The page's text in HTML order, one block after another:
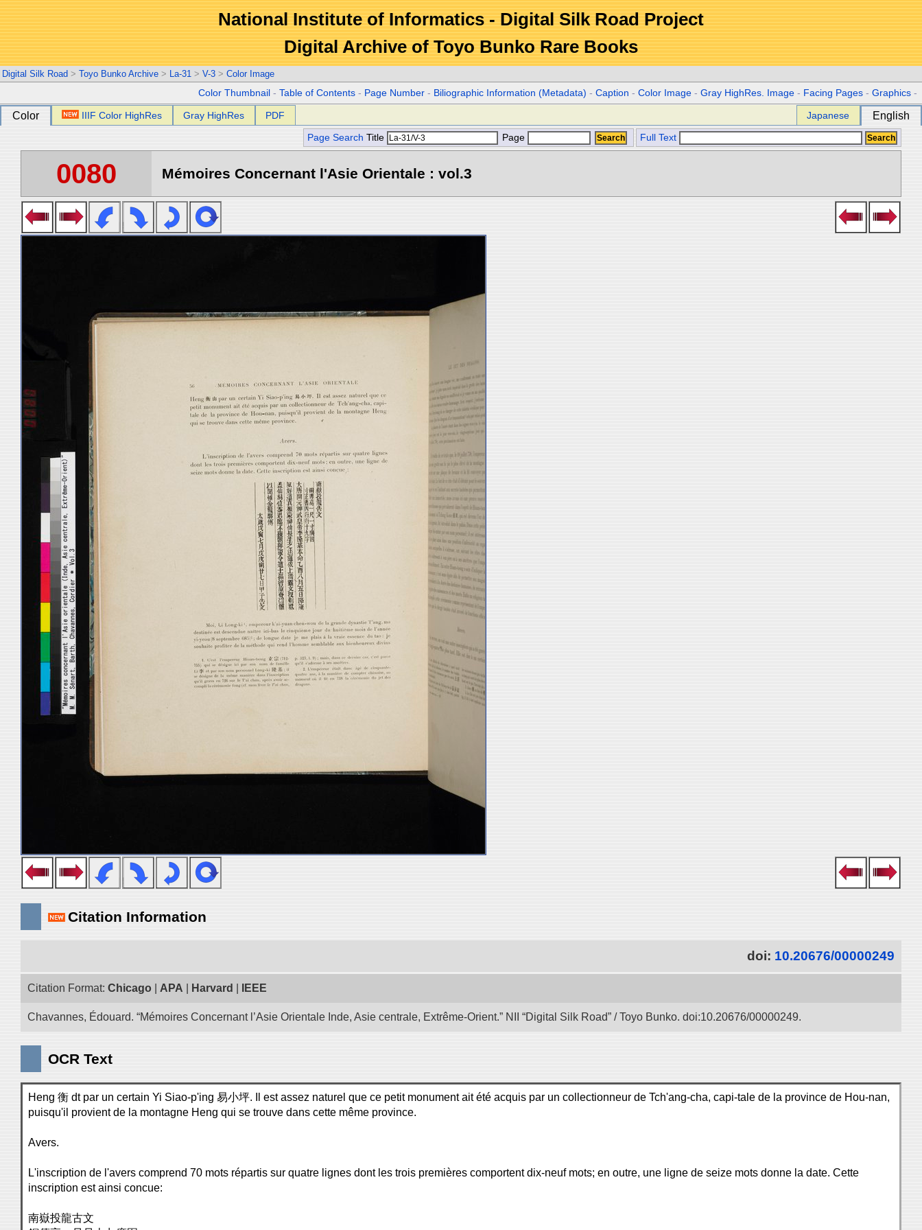
National Institute of Informatics - Digital Silk Road Project
Digital Archive of Toyo Bunko Rare Books
Digital Silk Road > Toyo Bunko Archive > La-31 > V-3 > Color Image
Color Thumbnail -Table of Contents - Page Number - Biliographic Information (Metadata) -Caption -Color Image -Gray HighRes. Image - Facing Pages -Graphics -
Color IIIF Color HighRes Gray HighRes PDF Japanese English
Page Search Title Page Full Text
0080 Mémoires Concernant l'Asie Orientale : vol.3
Citation Information
doi: 10.20676/00000249
Citation Format: Chicago APA Harvard IEEE
Chavannes, Édouard. “Mémoires Concernant l’Asie Orientale Inde, Asie centrale, Extrême-Orient.” NII “Digital Silk Road” / Toyo Bunko. doi:10.20676/00000249.
OCR Text
Heng 衡 dt par un certain Yi Siao-p'ing 易小坪. Il est assez naturel que ce petit monument ait été acquis par un collectionneur de Tch'ang-cha, capi-tale de la province de Hou-nan,
puisqu'il provient de la montagne Heng qui se trouve dans cette même province.
Avers.
L'inscription de l'avers comprend 70 mots répartis sur quatre lignes dont les trois premières comportent dix-neuf mots; en outre, une ligne de seize mots donne la date. Cette
inscription est ainsi concue:
南嶽投龍古文